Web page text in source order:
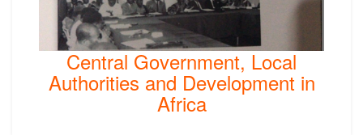
Central Government, Local
Authorities and Development in
Africa